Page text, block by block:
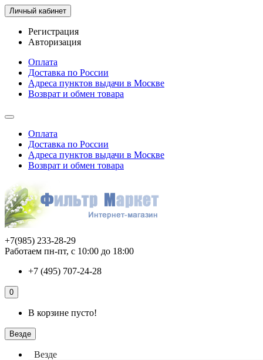
Личный кабинет
Регистрация
Авторизация
Оплата
Доставка по России
Адреса пунктов выдачи в Москве
Возврат и обмен товара
Оплата
Доставка по России
Адреса пунктов выдачи в Москве
Возврат и обмен товара
+7(985) 233-28-29
Работаем пн-пт, с 10:00 до 18:00
+7 (495) 707-24-28
0
В корзине пусто!
Везде
Везде